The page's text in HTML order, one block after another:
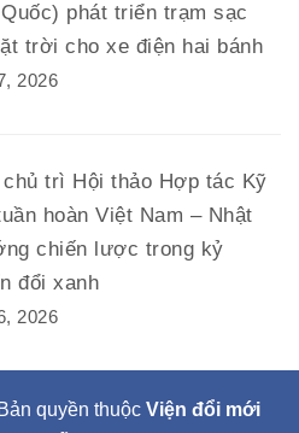
phát triển trạm sạc
trời cho xe điện hai bánh
2026
chủ trì Hội thảo Hợp tác Kỹ
hoàn Việt Nam – Nhật
chiến lược trong kỷ
đổi xanh
2026
quyền thuộc Viện đổi mới